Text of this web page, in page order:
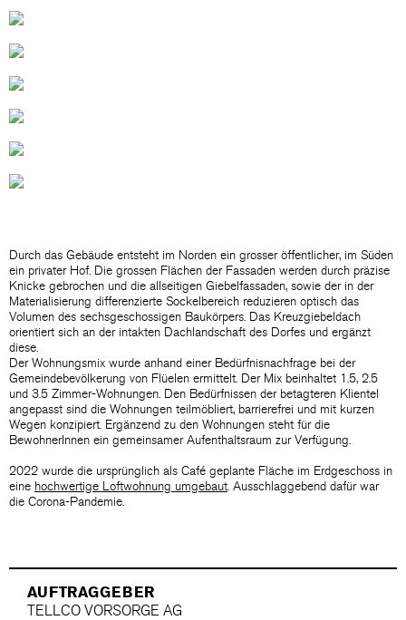
Durch das Gebäude entsteht im Norden ein grosser öffentlicher, im Süden
ein privater Hof. Die grossen Flächen der Fassaden werden durch präzise
Knicke gebrochen und die allseitigen Giebelfassaden, sowie der in der
Materialisierung differenzierte Sockelbereich reduzieren optisch das
Volumen des sechsgeschossigen Baukörpers. Das Kreuzgiebeldach
orientiert sich an der intakten Dachlandschaft des Dorfes und ergänzt
diese.
Der Wohnungsmix wurde anhand einer Bedürfnisnachfrage bei der
Gemeindebevölkerung von Flüelen ermittelt. Der Mix beinhaltet 1.5, 2.5
und 3.5 Zimmer-Wohnungen. Den Bedürfnissen der betagteren Klientel
angepasst sind die Wohnungen teilmöbliert, barrierefrei und mit kurzen
Wegen konzipiert. Ergänzend zu den Wohnungen steht für die
BewohnerInnen ein gemeinsamer Aufenthaltsraum zur Verfügung.
2022 wurde die ursprünglich als Café geplante Fläche im Erdgeschoss in
eine hochwertige Loftwohnung umgebaut. Ausschlaggebend dafür war
die Corona-Pandemie.
AUFTRAGGEBER
TELLCO VORSORGE AG